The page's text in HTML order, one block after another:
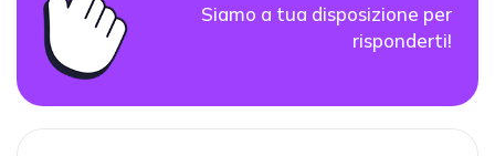
Siamo a tua disposizione per
risponderti!